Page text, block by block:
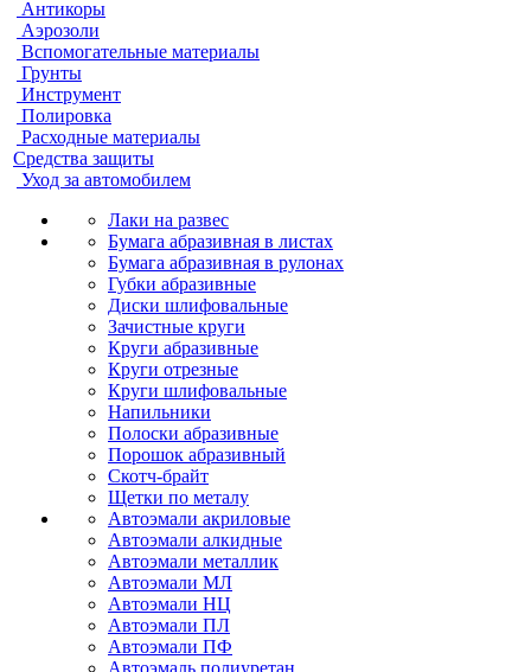
Антикоры
Аэрозоли
Вспомогательные материалы
Грунты
Инструмент
Полировка
Расходные материалы
Средства защиты
Уход за автомобилем
Лаки на развес
Бумага абразивная в листах
Бумага абразивная в рулонах
Губки абразивные
Диски шлифовальные
Зачистные круги
Круги абразивные
Круги отрезные
Круги шлифовальные
Напильники
Полоски абразивные
Порошок абразивный
Скотч-брайт
Щетки по металу
Автоэмали акриловые
Автоэмали алкидные
Автоэмали металлик
Автоэмали МЛ
Автоэмали НЦ
Автоэмали ПЛ
Автоэмали ПФ
Автоэмаль полиуретан